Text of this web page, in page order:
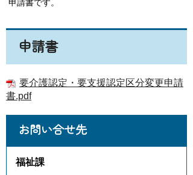
申請書です。
申請書
要介護認定・要支援認定区分変更申請
書.pdf
お問い合せ先
福祉課